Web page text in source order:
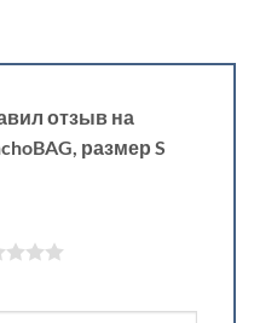
отзыв на
размер S